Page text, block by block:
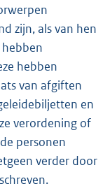
zijn, als van hen
hebben
van afgiften
en
verordening of
personen
verder door